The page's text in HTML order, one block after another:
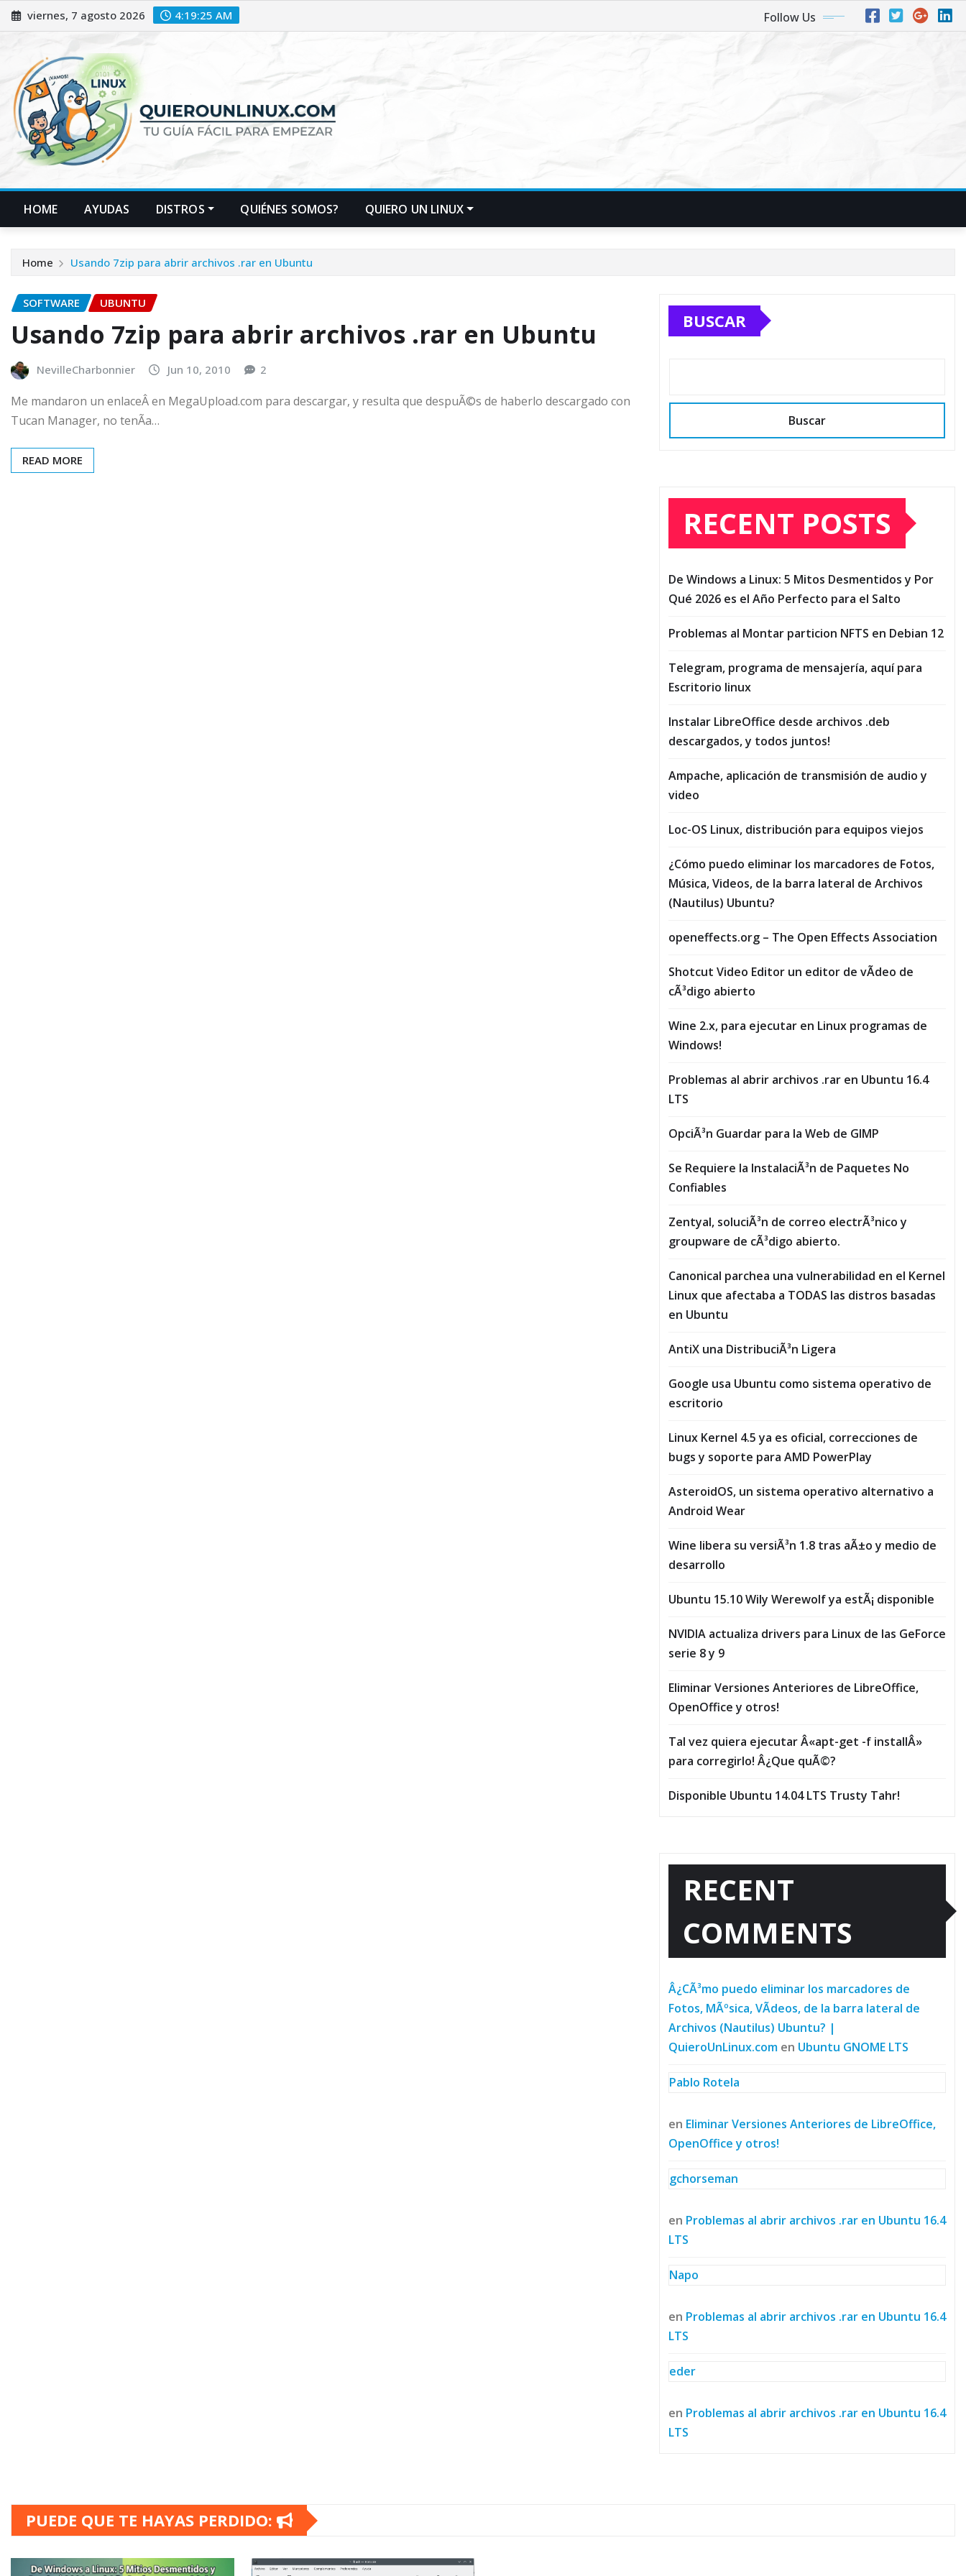
Skip
to
viernes, 7 agosto 2026 4:19:26 AM Follow Us
HOME AYUDAS DISTROS QUIÉNES SOMOS? QUIERO UN LINUX
Home Usando 7zip para abrir archivos .rar en Ubuntu
SOFTWARE UBUNTU
Usando 7zip para abrir archivos .rar en Ubuntu
NevilleCharbonnier Jun 10, 2010 2
Me mandaron un enlaceÂ en MegaUpload.com para descargar, y resulta que despuÃ©s de haberlo descargado con
Tucan Manager, no tenÃ­a…
READ MORE
BUSCAR
Buscar
RECENT POSTS
De Windows a Linux: 5 Mitos Desmentidos y Por
Qué 2026 es el Año Perfecto para el Salto
Problemas al Montar particion NFTS en Debian 12
Telegram, programa de mensajería, aquí para
Escritorio linux
Instalar LibreOffice desde archivos .deb
descargados, y todos juntos!
Ampache, aplicación de transmisión de audio y
video
Loc-OS Linux, distribución para equipos viejos
¿Cómo puedo eliminar los marcadores de Fotos,
Música, Vi­deos, de la barra lateral de Archivos
(Nautilus) Ubuntu?
openeffects.org – The Open Effects Association
Shotcut Video Editor un editor de vÃ­deo de
cÃ³digo abierto
Wine 2.x, para ejecutar en Linux programas de
Windows!
Problemas al abrir archivos .rar en Ubuntu 16.4
LTS
OpciÃ³n Guardar para la Web de GIMP
Se Requiere la InstalaciÃ³n de Paquetes No
Confiables
Zentyal, soluciÃ³n de correo electrÃ³nico y
groupware de cÃ³digo abierto.
Canonical parchea una vulnerabilidad en el Kernel
Linux que afectaba a TODAS las distros basadas
en Ubuntu
AntiX una DistribuciÃ³n Ligera
Google usa Ubuntu como sistema operativo de
escritorio
Linux Kernel 4.5 ya es oficial, correcciones de
bugs y soporte para AMD PowerPlay
AsteroidOS, un sistema operativo alternativo a
Android Wear
Wine libera su versiÃ³n 1.8 tras aÃ±o y medio de
desarrollo
Ubuntu 15.10 Wily Werewolf ya estÃ¡ disponible
NVIDIA actualiza drivers para Linux de las GeForce
serie 8 y 9
Eliminar Versiones Anteriores de LibreOffice,
OpenOffice y otros!
Tal vez quiera ejecutar Â«apt-get -f installÂ»
para corregirlo! Â¿Que quÃ©?
Disponible Ubuntu 14.04 LTS Trusty Tahr!
RECENT
COMMENTS
Â¿CÃ³mo puedo eliminar los marcadores de
Fotos, MÃºsica, VÃ­deos, de la barra lateral de
Archivos (Nautilus) Ubuntu? |
QuieroUnLinux.com en Ubuntu GNOME LTS
Pablo Rotela
en Eliminar Versiones Anteriores de LibreOffice,
OpenOffice y otros!
gchorseman
en Problemas al abrir archivos .rar en Ubuntu 16.4
LTS
Napo
en Problemas al abrir archivos .rar en Ubuntu 16.4
LTS
eder
en Problemas al abrir archivos .rar en Ubuntu 16.4
LTS
PUEDE QUE TE HAYAS PERDIDO: